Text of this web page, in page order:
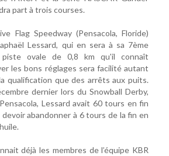
part à trois courses.
Flag Speedway (Pensacola, Floride)
Lessard, qui en sera à sa 7ème
ovale de 0,8 km qu'il connaît
les bons réglages sera facilité autant
qualification que des arrêts aux puits.
dernier lors du Snowball Derby,
Lessard avait 60 tours en fin
abandonner à 6 tours de la fin en
déjà les membres de l’équipe KBR